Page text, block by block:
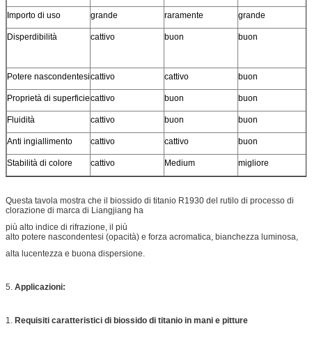
Importo di uso grande raramente grande
Disperdibilità cattivo buon buon
Potere nascondentesicattivo cattivo buon
Proprietà di superficiecattivo buon buon
Fluidità cattivo buon buon
Anti ingiallimento cattivo cattivo buon
Stabilità di colore cattivo Medium migliore
Questa tavola mostra che il biossido di titanio R1930 del rutilo di processo di
clorazione di marca di Liangjiang ha
più alto indice di rifrazione, il più
alto potere nascondentesi (opacità) e forza acromatica, bianchezza luminosa,
alta lucentezza e buona dispersione.
5. Applicazioni:
1. Requisiti caratteristici di biossido di titanio in mani e pitture